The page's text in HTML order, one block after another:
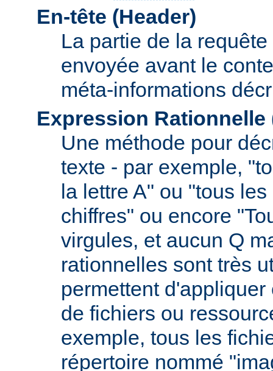
En-tête (Header)
La partie de la
envoyée avant le
méta-informations
Expression
Une méthode pour
texte - par exemple,
la lettre A" ou "tous
chiffres" ou encore
virgules, et aucun Q
rationnelles sont très
permettent
de fichiers ou
exemple, tous les
répertoire nommé